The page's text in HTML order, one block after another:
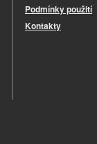
Podmínky použití
Kontakty